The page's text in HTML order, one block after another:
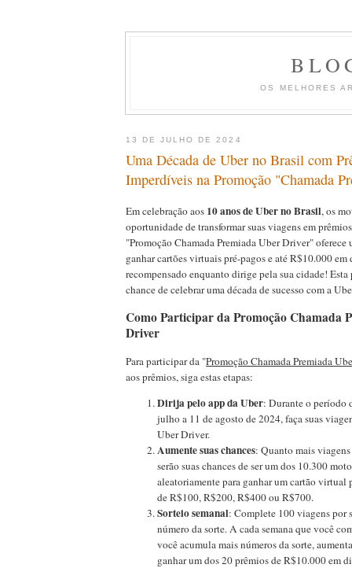
OS MELHORES
13 DE JULHO DE 2024
Uma Década de Uber no Brasil com
Imperdíveis na Promoção "Chamada
Em celebração aos 10 anos de Uber no Brasil, os
oportunidade de transformar suas viagens em
"Promoção Chamada Premiada Uber Driver" oferece
ganhar cartões virtuais pré-pagos e até R$10.000
recompensado enquanto dirige pela sua cidade! Esta
chance de celebrar uma década de sucesso com a
Como Participar da Promoção Chamada
Driver
Para participar da "Promoção Chamada Premiada
aos prêmios, siga estas etapas:
Dirija pelo app da Uber: Durante o período
julho a 11 de agosto de 2024, faça suas
Uber Driver.
Aumente suas chances: Quanto mais
serão suas chances de ser um dos 10.300
aleatoriamente para ganhar um cartão virtual
de R$100, R$200, R$400 ou R$700.
Sorteio semanal: Complete 100 viagens por
número da sorte. A cada semana que você
você acumula mais números da sorte,
ganhar um dos 20 prêmios de R$10.000 em